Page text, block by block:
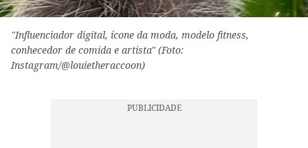
"Influenciador digital, ícone da moda, modelo fitness,
conhecedor de comida e artista" (Foto:
Instagram/@louietheraccoon)